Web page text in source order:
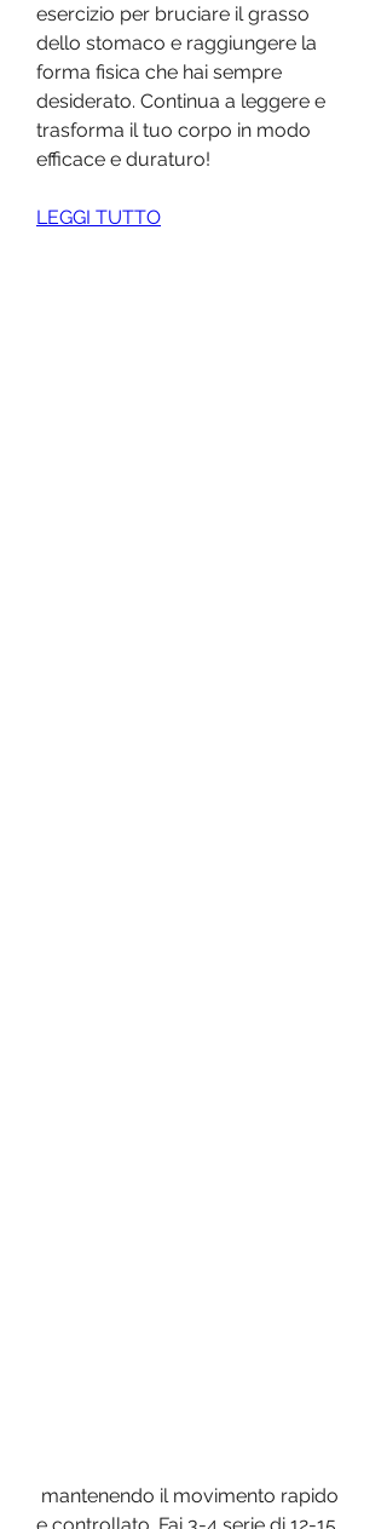
esercizio per bruciare il grasso
dello stomaco e raggiungere la
forma fisica che hai sempre
desiderato. Continua a leggere e
trasforma il tuo corpo in modo
efficace e duraturo!
LEGGI TUTTO